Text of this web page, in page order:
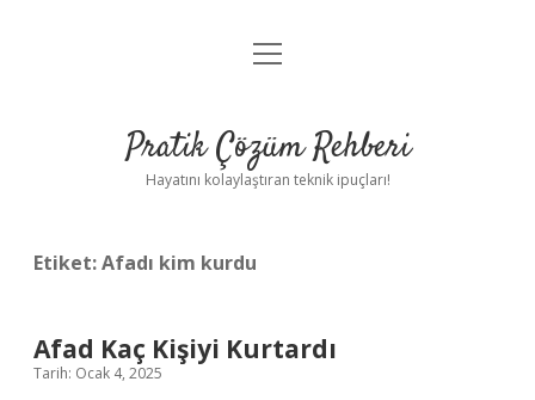
Anasayfa
Yasal Uyarı
menüyü
Pratik Çözüm Rehberi
Hayatını kolaylaştıran teknik ipuçları!
Etiket:Afadı kim kurdu
Afad Kaç Kişiyi Kurtardı
Tarih: Ocak 4, 2025